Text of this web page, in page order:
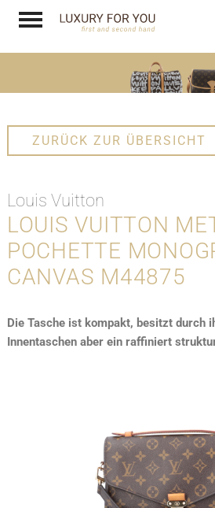
ZURÜCK ZUR ÜBERSICHT
Louis Vuitton
LOUIS VUITTON
POCHETTE
CANVAS M44875
Die Tasche ist kompakt, besitzt durch
Innentaschen aber ein raffiniert